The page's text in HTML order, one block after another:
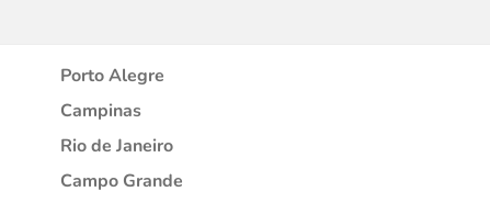
Porto Alegre
Campinas
Rio de Janeiro
Campo Grande